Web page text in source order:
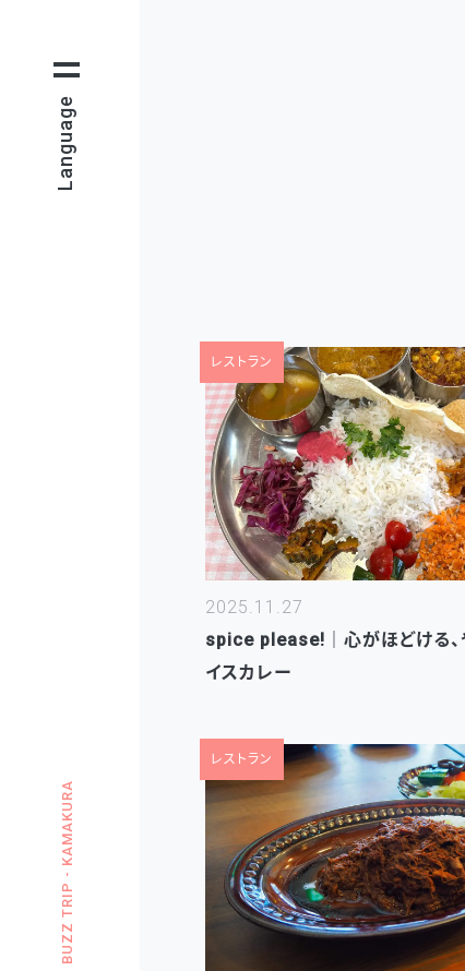
BUZZ TRIP - KAMAKURA
Language
レストラン
2025.11.27
spice please!｜心がほどける、
イスカレー
レストラン